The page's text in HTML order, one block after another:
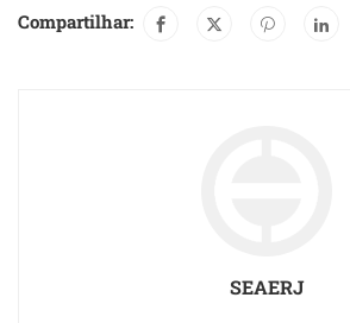
Compartilhar:
SEAERJ